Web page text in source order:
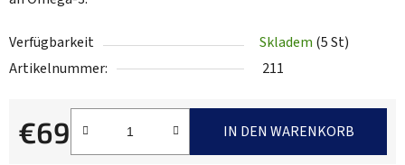
Verfügbarkeit Skladem (5 St)
Artikelnummer:
211
€69
Verkaufspreis:
IN DEN WARENKORB